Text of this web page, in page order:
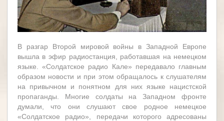
В разгар Второй мировой войны в Западной Европе
вышла в эфир радиостанция, работавшая на немецком
языке. «Солдатское радио Кале» передавало главным
образом новости и при этом обращалось к слушателям
на привычном и понятном для них языке нацистской
пропаганды. Многие солдаты на Западном фронте
думали, что они слушают свое родное немецкое
«Солдатское радио», передачи которого адресованы